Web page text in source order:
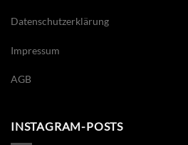
Datenschutzerklärung
Impressum
AGB
INSTAGRAM-POSTS